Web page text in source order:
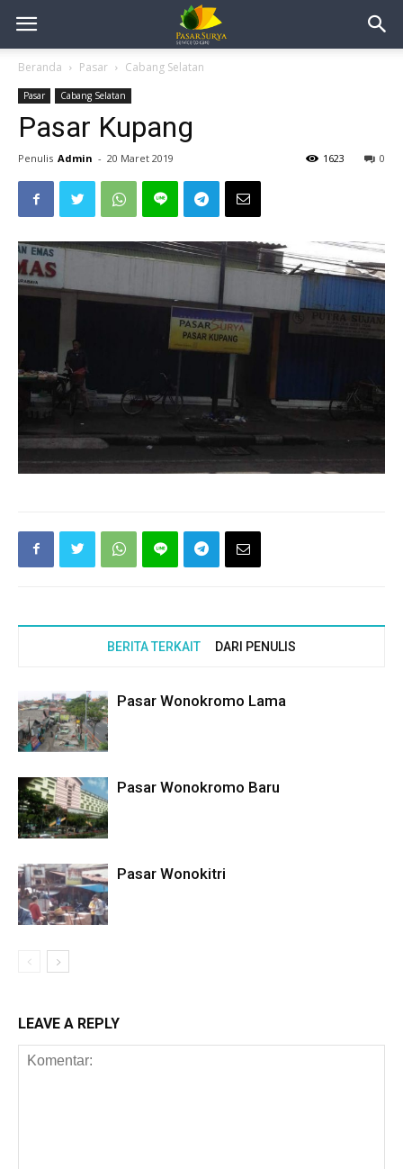
Beranda Pasar Cabang Selatan
Pasar Cabang Selatan
Pasar Kupang
Penulis Admin - 20 Maret 2019 0
1623
BERITA TERKAIT DARI PENULIS
Pasar Wonokromo Lama
Pasar Wonokromo Baru
Pasar Wonokitri
LEAVE A REPLY